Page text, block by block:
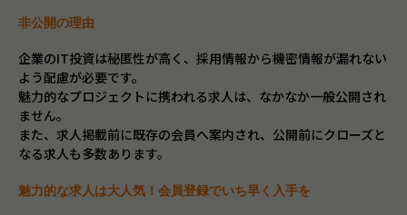
非公開の理由
企業のIT投資は秘匿性が高く、採用情報から機密情報が漏れない
よう配慮が必要です。
魅力的なプロジェクトに携われる求人は、なかなか一般公開され
ません。
また、求人掲載前に既存の会員へ案内され、公開前にクローズと
なる求人も多数あります。
魅力的な求人は大人気！会員登録でいち早く入手を